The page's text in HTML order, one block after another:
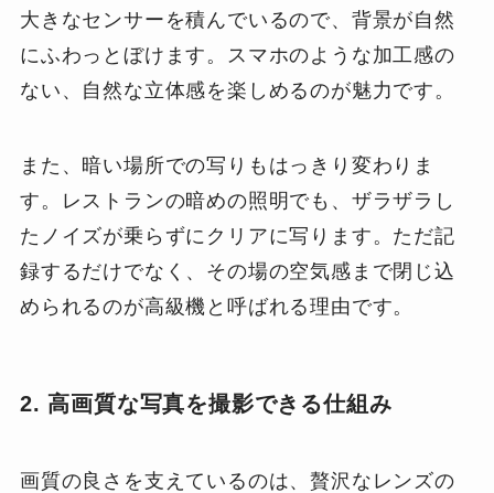
大きなセンサーを積んでいるので、背景が自然
にふわっとぼけます。スマホのような加工感の
ない、自然な立体感を楽しめるのが魅力です。
また、暗い場所での写りもはっきり変わりま
す。レストランの暗めの照明でも、ザラザラし
たノイズが乗らずにクリアに写ります。ただ記
録するだけでなく、その場の空気感まで閉じ込
められるのが高級機と呼ばれる理由です。
2. 高画質な写真を撮影できる仕組み
画質の良さを支えているのは、贅沢なレンズの